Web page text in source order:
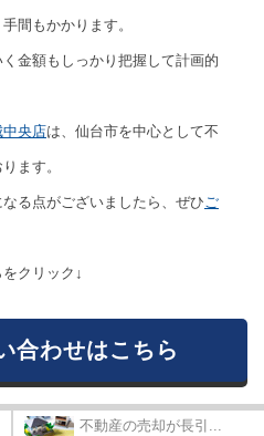
間もかかります。
金額もしっかり把握して計画的
中央店は、仙台市を中心として不
ます。
る点がございましたら、ぜひご
クリック↓
合わせはこちら
不動産の売却が長引...